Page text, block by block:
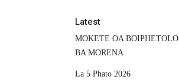
Latest
MOKETE OA BOIPHETOLO
BA MORENA
La 5 Phato 2026